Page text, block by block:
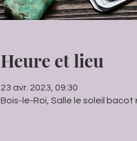
Heure et lieu
23 avr. 2023, 09:30
Bois-le-Roi, Salle le soleil bacot